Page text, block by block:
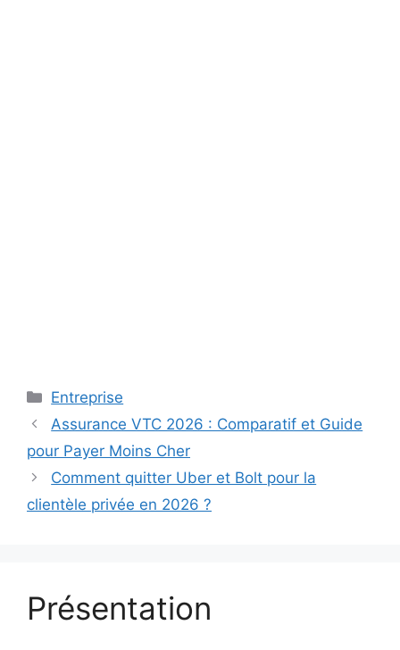
Catégories
Entreprise
Assurance VTC 2026 : Comparatif et Guide
pour Payer Moins Cher
Comment quitter Uber et Bolt pour la
clientèle privée en 2026 ?
Présentation